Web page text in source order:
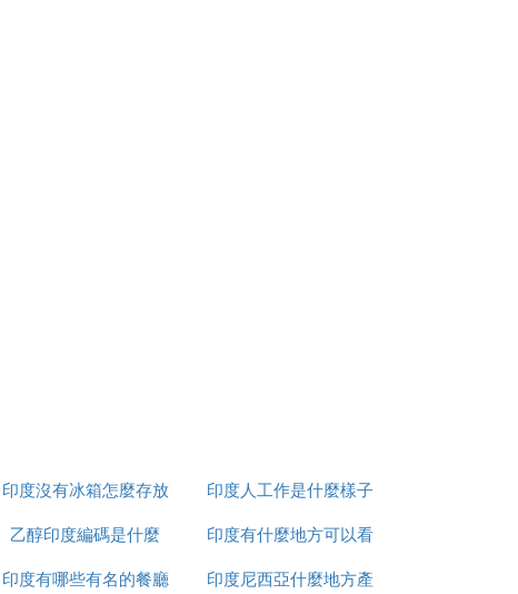
的關鍵！
印度沒有冰箱怎麼存放
食物
印度人工作是什麼樣子
乙醇印度編碼是什麼
印度有什麼地方可以看
到太陽
印度有哪些有名的餐廳
印度尼西亞什麼地方產